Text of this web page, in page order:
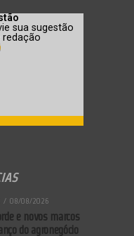
sua sugestão
redação
08/08/2026
e novos marcos
do agronegócio